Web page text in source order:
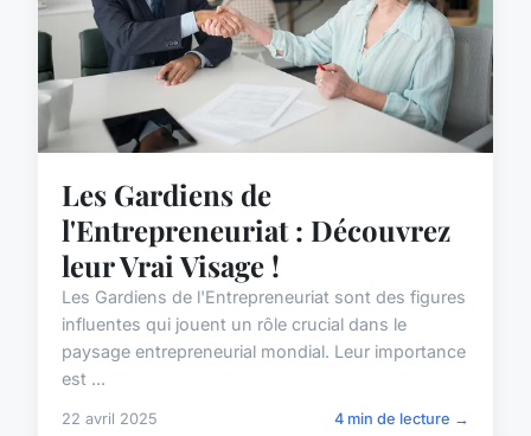
Les Gardiens de
l'Entrepreneuriat : Découvrez
leur Vrai Visage !
Les Gardiens de l'Entrepreneuriat sont des figures
influentes qui jouent un rôle crucial dans le
paysage entrepreneurial mondial. Leur importance
est ...
22 avril 2025 4 min de lecture →